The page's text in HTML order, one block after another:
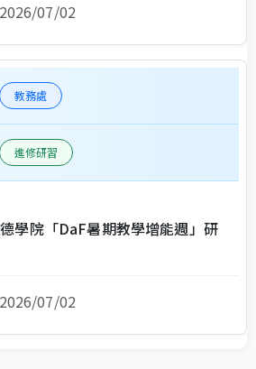
2026/07/02
教務處
進修研習
學院「DaF暑期教學增能週」研
2026/07/02